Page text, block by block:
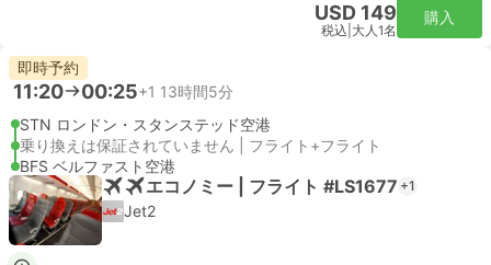
USD 149
税込 大人1名
購入
即時予約
11:20 00:25+1 13時間5分
STN ロンドン・スタンステッド空港
乗り換えは保証されていません | フライト+フライト
BFS ベルファスト空港
エコノミー | フライト #LS1677 +1
Jet2